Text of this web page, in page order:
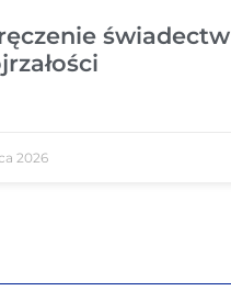
świadectw
2026